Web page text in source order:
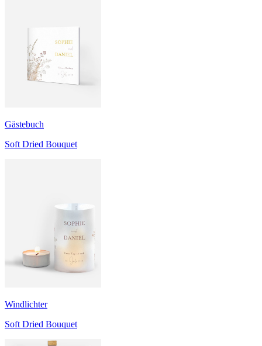
Gästebuch
Soft Dried Bouquet
Windlichter
Soft Dried Bouquet